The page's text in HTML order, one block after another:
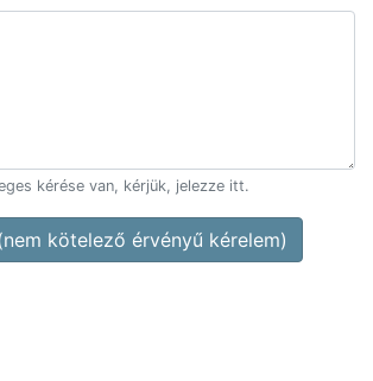
kérése van, kérjük, jelezze itt.
kötelező érvényű kérelem)